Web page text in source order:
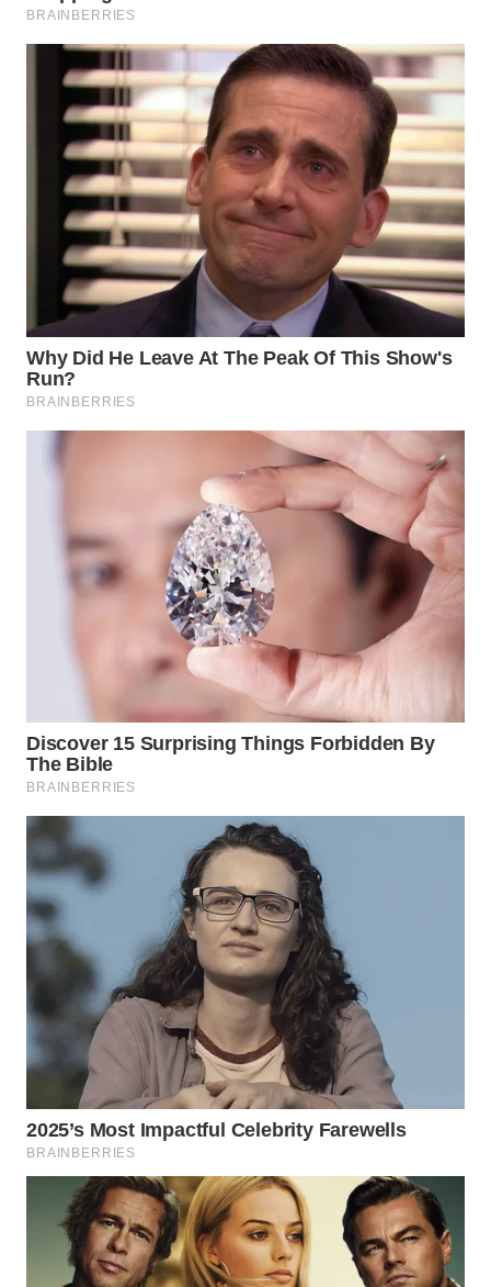
WN
DEPOK
WN
TAPANULI
UTARA
WN
SAMOSIR
WN
PADANG
LAWAS
SUMEDANG
WN
WN
BINJAI
WN
CIREBON
INDRAMAYU
WN
KUNINGAN
WN
MAJALENGKA
WN
SUBANG
WN
SUKABUMI